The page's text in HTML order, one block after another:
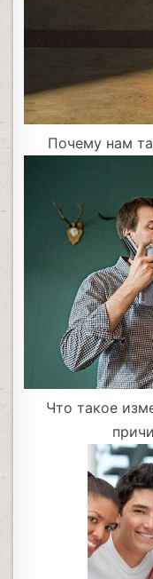
Почему нам
Что такое